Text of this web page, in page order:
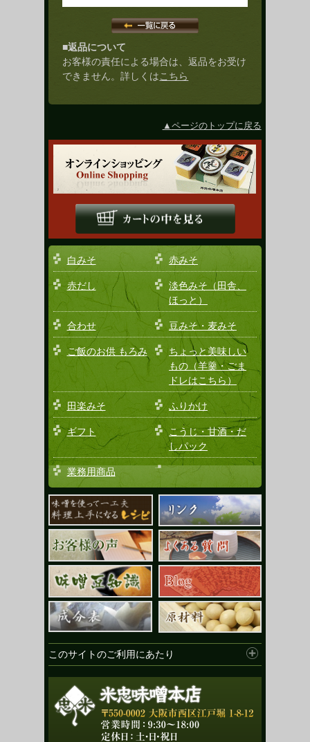
■返品について
お客様の責任による場合は、返品をお受け
できません。詳しくはこちら
ページのトップに戻る
白みそ 赤みそ
赤だし
淡色みそ（田舎、
ほっと）
合わせ 豆みそ・麦みそ
ご飯のお供 もろみ
ちょっと美味しい
もの（羊羹・ごま
ドレはこちら）
田楽みそ ふりかけ
ギフト
こうじ・甘酒・だ
しパック
業務用商品
このサイトのご利用にあたり